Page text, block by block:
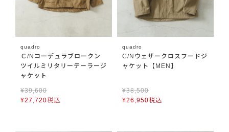
quadro
Ｃ/Nコーデュラブロークン
ツイルミリタリーテーラージ
ャケット
¥39,600
¥27,720税込
quadro
C/Nウェザークロスフードジ
ャケット【MEN】
¥38,500
¥26,950税込